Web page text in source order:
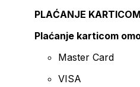
PLAĆANJE KARTICOM
Plaćanje karticom
Master Card
VISA